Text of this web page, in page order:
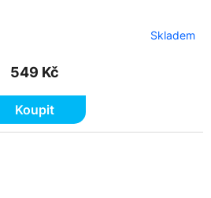
Skladem
549 Kč
Koupit